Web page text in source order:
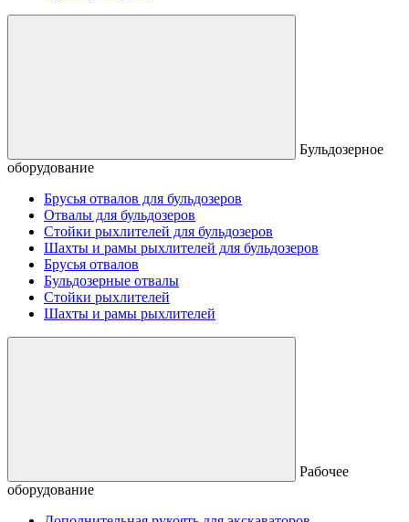
Бульдозерное
оборудование
Брусья отвалов для бульдозеров
Отвалы для бульдозеров
Стойки рыхлителей для бульдозеров
Шахты и рамы рыхлителей для бульдозеров
Брусья отвалов
Бульдозерные отвалы
Стойки рыхлителей
Шахты и рамы рыхлителей
Рабочее
оборудование